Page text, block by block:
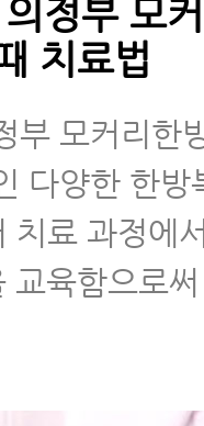
정부 모
치료법
부 모커리한
다양한 한방
치료 과정에
교육함으로